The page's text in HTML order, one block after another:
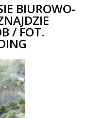
BIUROWO-
/ FOT.